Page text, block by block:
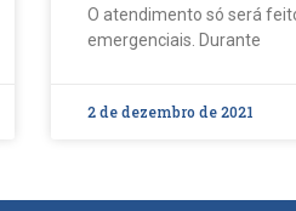
O atendimento só será
emergenciais. Durante
2 de dezembro de 2021